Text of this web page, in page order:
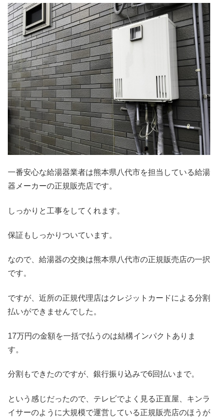
一番安心な給湯器業者は熊本県八代市を担当している給湯
器メーカーの正規販売店です。
しっかりと工事をしてくれます。
保証もしっかりついています。
なので、給湯器の交換は熊本県八代市の正規販売店の一択
です。
ですが、近所の正規代理店はクレジットカードによる分割
払いができませんでした。
17万円の金額を一括で払うのは結構インパクトありま
す。
分割もできたのですが、銀行振り込みで6回払いまで。
という感じだったので、テレビでよく見る正直屋、キンラ
イサーのように大規模で運営している正規販売店のほうが